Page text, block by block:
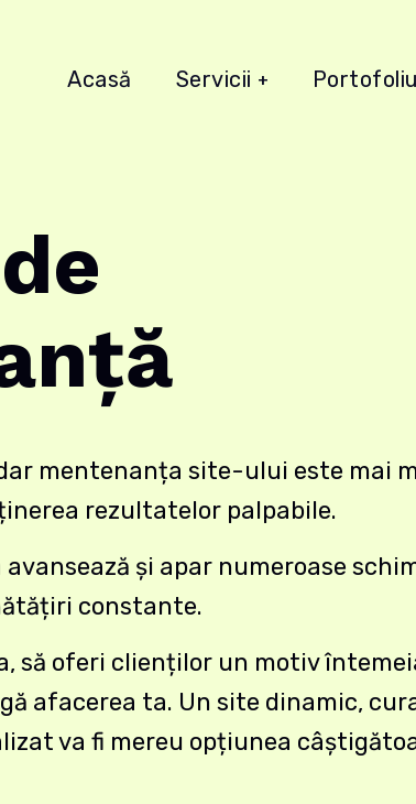
Acasă Servicii Portofoliu
mentenanța site-ului este mai
rezultatelor palpabile.
și apar numeroase
constante.
să oferi clienților un motiv
afacerea ta. Un site dinamic,
va fi mereu opțiunea